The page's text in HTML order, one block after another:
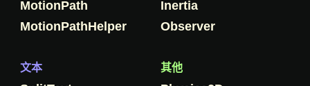
MotionPath
MotionPathHelper
Inertia
Observer
文本 其他